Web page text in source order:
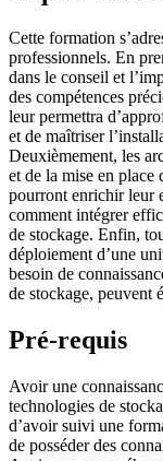
Cette formation
professionnels. En
dans le conseil et
des compétences
leur permettra
et de maîtriser
Deuxièmement, les
et de la mise en place
pourront enrichir leur
comment intégrer
de stockage. Enfin,
déploiement d’une
besoin de
de stockage, peuvent
Pré-requis
Avoir une
technologies de
d’avoir suivi une
de posséder des